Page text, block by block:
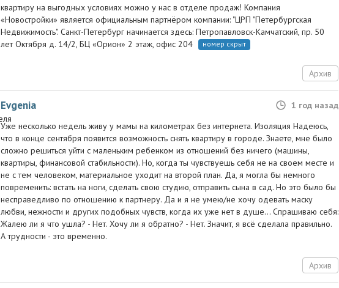
квартиру на выгодных условиях можно у нас в отделе продаж! Компания
«Новостройки» является официальным партнёром компании: "ЦРП "Петербургская
Недвижимость". Санкт-Петербург начинается здесь: Петропавловск-Камчатский, пр. 50
лет Октября д. 14/2, БЦ «Орион» 2 этаж, офис 204
номер скрыт
Архив
Evgenia
1 год назад
Уже несколько недель живу у мамы на километрах без интернета. Изоляция Надеюсь,
что в конце сентября появится возможность снять квартиру в городе. Знаете, мне было
сложно решиться уйти с маленьким ребенком из отношений без ничего (машины,
квартиры, финансовой стабильности). Но, когда ты чувствуешь себя не на своем месте и
не с тем человеком, материальное уходит на второй план. Да, я могла бы немного
повременить: встать на ноги, сделать свою студию, отправить сына в сад. Но это было бы
несправедливо по отношению к партнеру. Да и я не умею/не хочу одевать маску
любви, нежности и других подобных чувств, когда их уже нет в душе... Спрашиваю себя:
Жалею ли я что ушла? - Нет. Хочу ли я обратно? - Нет. Значит, я всё сделала правильно.
А трудности - это временно.
Архив